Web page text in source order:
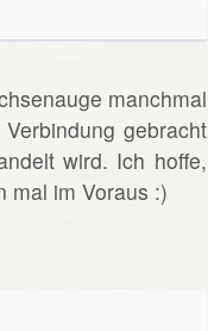
manchmal
gebracht
wird. Ich hoffe,
mal im Voraus :)